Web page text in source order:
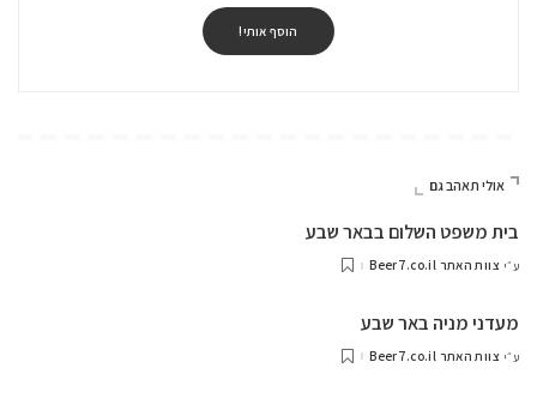
הוסף אותי!
אולי תאהב גם
בית משפט השלום בבאר שבע
ע״י צוות האתר Beer7.co.il
מעדני מניה באר שבע
ע״י צוות האתר Beer7.co.il